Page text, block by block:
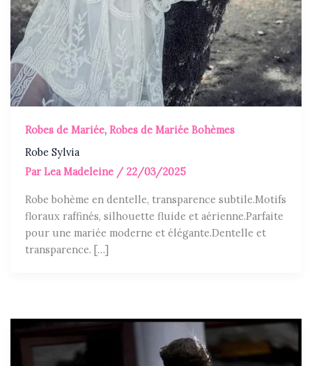
Robes de Mariée,Robes de Mariée Bohèmes
Robe Sylvia
ParLea Madeleine / 22/03/2025
Robe bohème en dentelle, transparence subtile.Motifs
floraux raffinés, silhouette fluide et aérienne.Parfaite
pour une mariée moderne et élégante.Dentelle et
transparence. […]